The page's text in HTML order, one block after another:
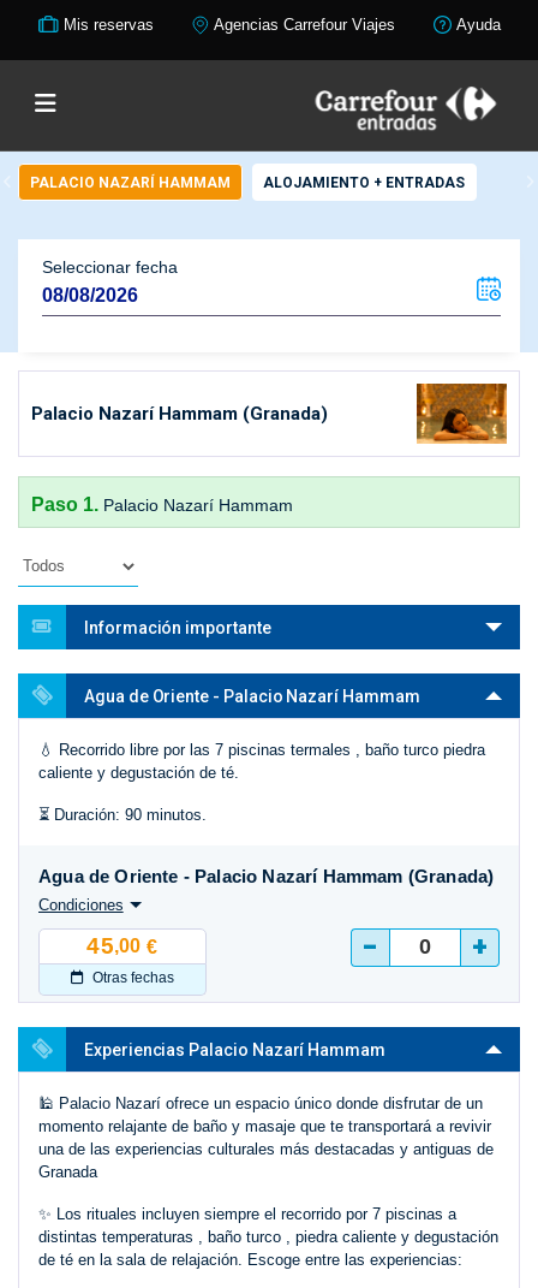
Mis reservas Agencias Carrefour Viajes Ayuda
PALACIO NAZARÍ HAMMAM ALOJAMIENTO + ENTRADAS
Seleccionar fecha
Palacio Nazarí Hammam (Granada)
Paso 1. Palacio Nazarí Hammam
Información importante
Agua de Oriente - Palacio Nazarí Hammam
💧 Recorrido libre por las 7 piscinas termales , baño turco piedra
caliente y degustación de té.
⏳ Duración: 90 minutos.
45,00 €
Otras fechas
Agua de Oriente - Palacio Nazarí Hammam (Granada)
Condiciones
- +
Experiencias Palacio Nazarí Hammam
🕌 Palacio Nazarí ofrece un espacio único donde disfrutar de un
momento relajante de baño y masaje que te transportará a revivir
una de las experiencias culturales más destacadas y antiguas de
Granada
✨ Los rituales incluyen siempre el recorrido por 7 piscinas a
distintas temperaturas , baño turco , piedra caliente y degustación
de té en la sala de relajación. Escoge entre las experiencias: